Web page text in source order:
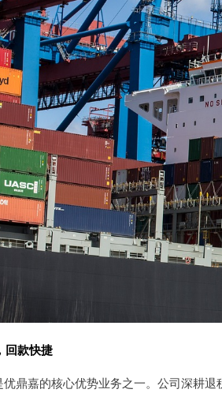
回款快捷
鼎嘉的核心优势业务之一。公司深耕